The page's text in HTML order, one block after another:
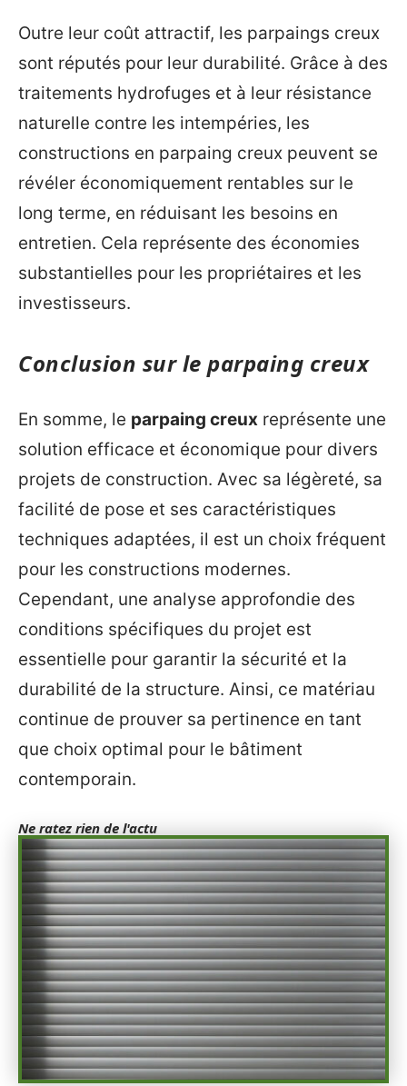
Outre leur coût attractif, les parpaings creux
sont réputés pour leur durabilité. Grâce à des
traitements hydrofuges et à leur résistance
naturelle contre les intempéries, les
constructions en parpaing creux peuvent se
révéler économiquement rentables sur le
long terme, en réduisant les besoins en
entretien. Cela représente des économies
substantielles pour les propriétaires et les
investisseurs.
Conclusion sur le parpaing creux
En somme, le parpaing creux représente une
solution efficace et économique pour divers
projets de construction. Avec sa légèreté, sa
facilité de pose et ses caractéristiques
techniques adaptées, il est un choix fréquent
pour les constructions modernes.
Cependant, une analyse approfondie des
conditions spécifiques du projet est
essentielle pour garantir la sécurité et la
durabilité de la structure. Ainsi, ce matériau
continue de prouver sa pertinence en tant
que choix optimal pour le bâtiment
contemporain.
Ne ratez rien de l'actu